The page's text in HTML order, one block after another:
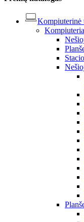
Kompiuterinė